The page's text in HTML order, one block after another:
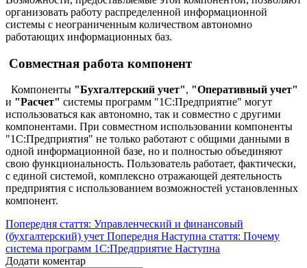
организовать работу распределенной информационной
системы с неограниченным количеством автономно
работающих информационных баз.
Совместная работа компонент
Компоненты "Бухгалтерский учет", "Оперативный учет"
и "Расчет" системы программ "1С:Предприятие" могут
использоваться как автономно, так и совместно с другими
компонентами. При совместном использовании компоненты
"1С:Предприятия" не только работают с общими данными в
одной информационной базе, но и полностью объединяют
свою функциональность. Пользователь работает, фактически,
с единой системой, комплексно отражающей деятельность
предприятия с использованием возможностей установленных
компонент.
Попередня стаття: Управленческий и финансовый
(бухгалтерский) учет Попередня Наступна стаття: Почему
система программ 1С:Предприятие Наступна
Додати коментар